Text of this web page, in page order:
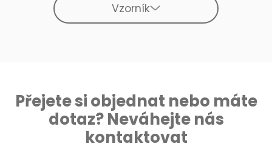
Vzorník
Přejete si objednat nebo máte
dotaz? Neváhejte nás
kontaktovat